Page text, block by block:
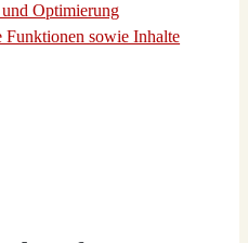
Opti­mie­rung
Funk­tio­nen sowie Inhal­te